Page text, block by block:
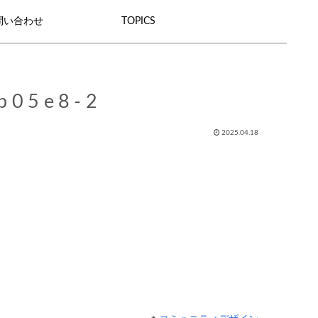
い合わせ TOPICS
2
2025.04.18